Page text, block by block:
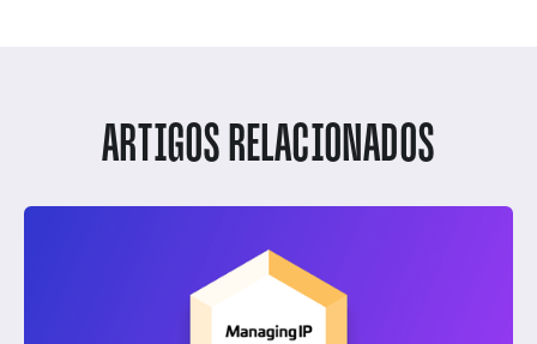
ARTIGOS RELACIONADOS